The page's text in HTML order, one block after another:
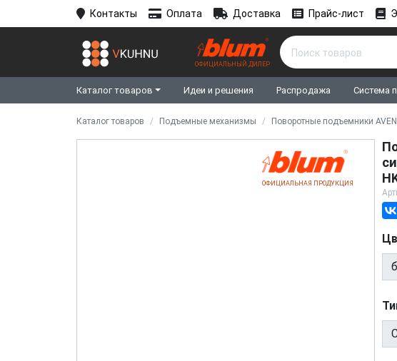
Контакты Оплата Доставка Прайс-лист
ОФИЦИАЛЬНЫЙ ДИЛЕР
Каталог товаров Идеи и решения Распродажа Система
Каталог товаров Подъемные механизмы Поворотные подъемники
ОФИЦИАЛЬНАЯ ПРОДУКЦИЯ